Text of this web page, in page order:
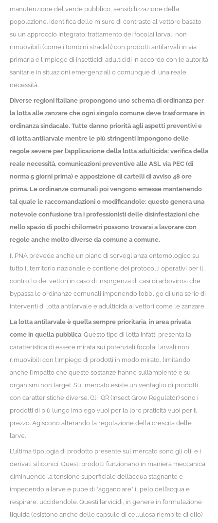
manutenzione del verde pubblico, sensibilizzazione della
popolazione. Identifica delle misure di contrasto al vettore basato
su un approccio integrato: trattamento dei focolai larvali non
rimuovibili (come i tombini stradali) con prodotti antilarvali in via
primaria e l’impiego di insetticidi adulticidi in accordo con le autorità
sanitarie in situazioni emergenziali o comunque di una reale
necessità.
Diverse regioni italiane propongono uno schema di ordinanza per
la lotta alle zanzare che ogni singolo comune deve trasformare in
ordinanza sindacale. Tutte danno priorità agli aspetti preventivi e
di lotta antilarvale mentre le più stringenti impongono delle
regole severe per l’applicazione della lotta adulticida: verifica della
reale necessità, comunicazioni preventive alle ASL via PEC (di
norma 5 giorni prima) e apposizione di cartelli di avviso 48 ore
prima. Le ordinanze comunali poi vengono emesse mantenendo
tal quale le raccomandazioni o modificandole: questo genera una
notevole confusione tra i professionisti delle disinfestazioni che
nello spazio di pochi chilometri possono trovarsi a lavorare con
regole anche molto diverse da comune a comune.
Il PNA prevede anche un piano di sorveglianza entomologico su
tutto il territorio nazionale e contiene dei protocolli operativi per il
controllo dei vettori in caso di insorgenza di casi di arbovirosi che
bypassa le ordinanze comunali imponendo l’obbligo di una serie di
interventi di lotta antilarvale e adulticida ai vettori come le zanzare.
La lotta antilarvale è quella sempre prioritaria, in area privata
come in quella pubblica. Questo tipo di lotta infatti presenta la
caratteristica di essere mirata sui potenziali focolai larvali non
rimuovibili con l’impiego di prodotti in modo mirato, limitando
anche l’impatto che queste sostanze hanno sull’ambiente e su
organismi non target. Sul mercato esiste un ventaglio di prodotti
con caratteristiche diverse. Gli IGR (Insect Grow Regulator) sono i
prodotti di più lungo impiego vuoi per la loro praticità vuoi per il
prezzo. Agiscono alterando la regolazione della crescita delle
larve.
L’ultima tipologia di prodotto presente sul mercato sono gli olii e i
derivati siliconici. Questi prodotti funzionano in maniera meccanica
diminuendo la tensione superficiale dell’acqua stagnante e
impedendo a larve e pupe di “agganciare” il pelo dell’acqua e
respirare, uccidendole. Questi larvicidi, in genere in formulazione
liquida (esistono anche delle capsule di cellulosa riempite di olio)